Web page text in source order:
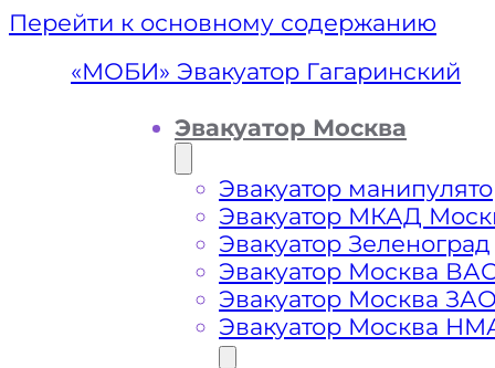
Перейти к основному содержанию
«МОБИ» Эвакуатор Гагаринский
Эвакуатор Москва
Эвакуатор
Эвакуатор МКАД
Эвакуатор Зеленоград
Эвакуатор Москва
Эвакуатор Москва
Эвакуатор Москва